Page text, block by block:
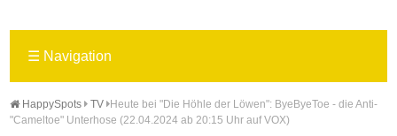
☰ Navigation
HappySpots TV
Heute bei "Die Höhle der Löwen": ByeByeToe - die Anti-
"Cameltoe" Unterhose (22.04.2024 ab 20:15 Uhr auf VOX)